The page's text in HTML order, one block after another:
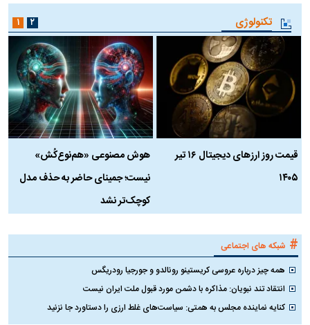
تکنولوژی
قیمت روز ارز‌های دیجیتال ۱۶ تیر
۱۴۰۵
هوش مصنوعی «هم‌نوع‌کُش»
نیست؛ جمینای حاضر به حذف مدل
کوچک‌تر نشد
۱ ۲
# شبکه های اجتماعی
همه چیز درباره عروسی کریستینو رونالدو و جورجیا رودریگس
انتقاد تند نبویان: مذاکره با دشمن مورد قبول ملت ایران نیست
کنایه نماینده مجلس به همتی: سیاست‌های غلط ارزی را دستاورد جا نزنید